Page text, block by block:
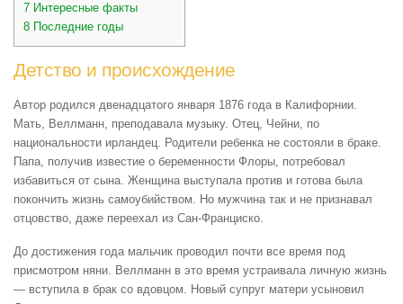
7 Интересные факты
8 Последние годы
Детство и происхождение
Автор родился двенадцатого января 1876 года в Калифорнии.
Мать, Веллманн, преподавала музыку. Отец, Чейни, по
национальности ирландец. Родители ребенка не состояли в браке.
Папа, получив известие о беременности Флоры, потребовал
избавиться от сына. Женщина выступала против и готова была
покончить жизнь самоубийством. Но мужчина так и не признавал
отцовство, даже переехал из Сан-Франциско.
До достижения года мальчик проводил почти все время под
присмотром няни. Веллманн в это время устраивала личную жизнь
— вступила в брак со вдовцом. Новый супруг матери усыновил